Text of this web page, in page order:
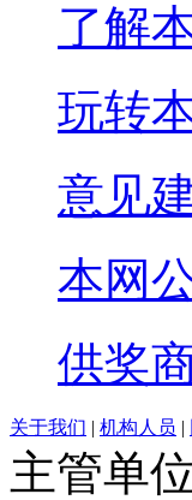
了解
玩转
意见
本网
供奖
关于我们 | 机构人员 |
主管单位